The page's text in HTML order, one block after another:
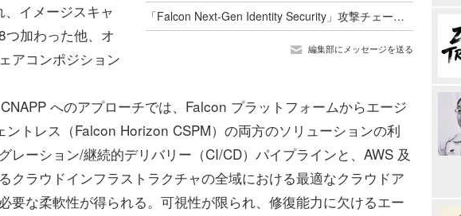
「Falcon Next-Gen Identity Security」攻撃チェーン全体にわたるアイデンティティ保護
編集部にメッセージを送る
イメージスキャ
加わった他、オ
アコンポジション
へのアプローチでは、Falcon プラットフォームからエージ
トレス（Falcon Horizon CSPM）の両方のソリューションの利
レーション/継続的デリバリー（CI/CD）パイプラインと、AWS 及
クラウドインフラストラクチャの全域における最適なクラウドア
要な柔軟性が得られる。可視性が限られ、修復能力に欠けるエー